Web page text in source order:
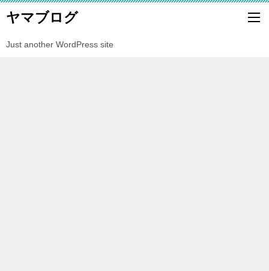
ヤマブログ
Just another WordPress site